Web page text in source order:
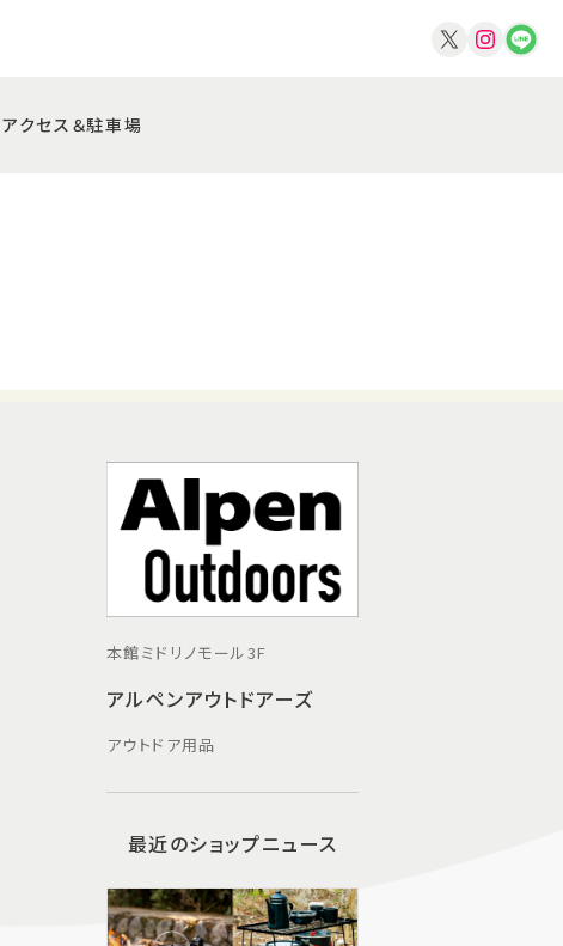
アクセス＆駐車場
本館ミドリノモール3F
アルペンアウトドアーズ
アウトドア用品
最近のショップニュース